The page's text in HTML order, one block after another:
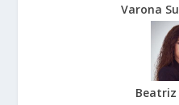
Varona